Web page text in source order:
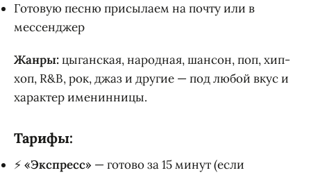
Готовую песню присылаем на почту или в
мессенджер
Жанры:цыганская, народная, шансон, поп, хип-
хоп, R&B, рок, джаз и другие — под любой вкус и
характер именинницы.
Тарифы:
⚡ «Экспресс» — готово за 15 минут (если